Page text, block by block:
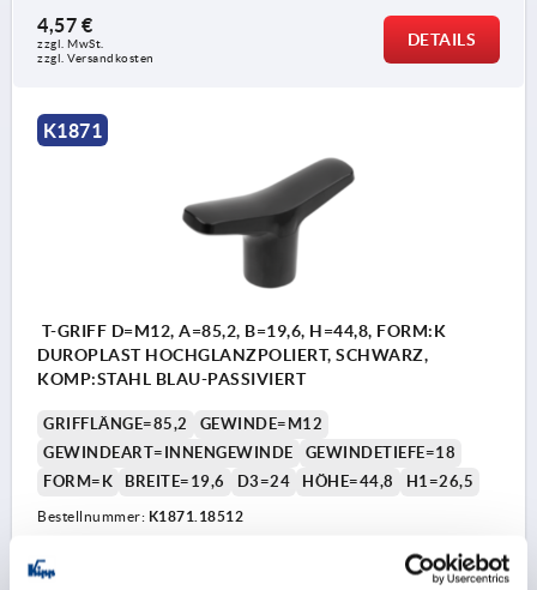
4,57 €
zzgl. MwSt.
zzgl. Versandkosten
DETAILS
K1871
T-GRIFF D=M12, A=85,2, B=19,6, H=44,8, FORM:K
DUROPLAST HOCHGLANZPOLIERT, SCHWARZ,
KOMP:STAHL BLAU-PASSIVIERT
GRIFFLÄNGE=85,2
GEWINDE=M12
GEWINDEART=INNENGEWINDE
GEWINDETIEFE=18
FORM=K
BREITE=19,6 D3=24 HÖHE=44,8 H1=26,5
Bestellnummer: K1871.18512
4,77 €